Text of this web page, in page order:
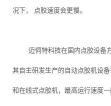
况下， 点胶速度会更慢。
迈伺特科技在国内点胶设备方
其自主研发生产的自动点胶机设
和在线式点胶机，最高运行速度